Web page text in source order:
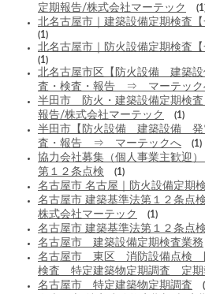
定期報告/株式会社マーテック
北名古屋市｜建築設備定期検査
(1)
北名古屋市｜防火設備定期検査
(1)
北名古屋市区【防火設備 建築
査・検査・報告 ⇒ マーテック
半田市 防火・建築設備定期検査
報告/株式会社マーテック
(1)
半田市【防火設備 建築設備 発
査・報告 ⇒ マーテックへ
(1)
協力会社募集（個人事業主歓迎
第１２条点検
(1)
名古屋市 名古屋｜防火設備定期
名古屋市 建築基準法第１２条点
株式会社マーテック
(1)
名古屋市 建築基準法第１２条点
名古屋市 建築設備定期検査業務
名古屋市 東区 消防設備点検
検査 特定建築物定期調査 定期
名古屋市 特定建築物定期調査